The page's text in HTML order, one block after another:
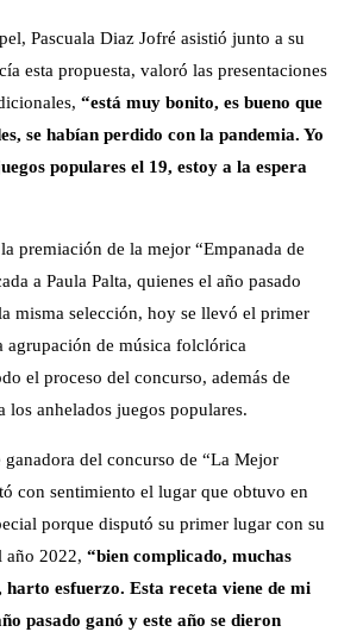
Pascuala Diaz Jofré asistió junto a su
esta propuesta, valoró las presentaciones
“está muy bonito, es bueno que
se habían perdido con la pandemia. Yo
populares el 19, estoy a la espera
premiación de la mejor “Empanada de
a Paula Palta, quienes el año pasado
misma selección, hoy se llevó el primer
agrupación de música folclórica
el proceso del concurso, además de
los anhelados juegos populares.
ganadora del concurso de “La Mejor
con sentimiento el lugar que obtuvo en
porque disputó su primer lugar con su
año 2022, “bien complicado, muchas
esfuerzo. Esta receta viene de mi
pasado ganó y este año se dieron